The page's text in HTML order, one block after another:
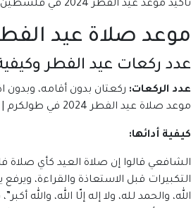
تأكيد موعد عيد الفطر 2024 في فلسطين، بعد استطلاع هلال شهر شوال.
موعد صلاة عيد الفطر 2024 في طولكرم |
عدد ركعات عيد الفطر وكيفية
عدد الركعات: ركعتان بدون أقامه، وبدون
موعد صلاة عيد الفطر 2024 في طولكرم | فلسطين
كيفية أدائها:
الشافعي قالوا إن صلاة العيد كأي صلاة
التكبيرات قبل الاستعاذة والقراءة،
الله، والحمد لله، ولا إله إلّا الله، والله